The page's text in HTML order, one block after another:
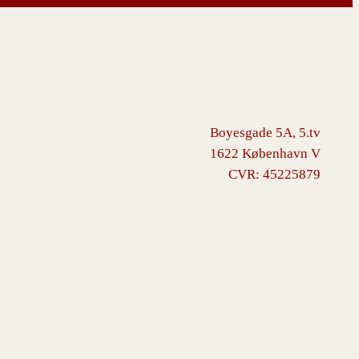
Boyesgade 5A, 5.tv
1622 København V
CVR: 45225879